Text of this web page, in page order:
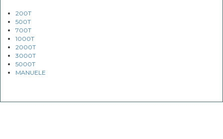
200T
500T
700T
1000T
2000T
3000T
5000T
MANUELE